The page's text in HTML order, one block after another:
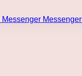
Messenger Messenger